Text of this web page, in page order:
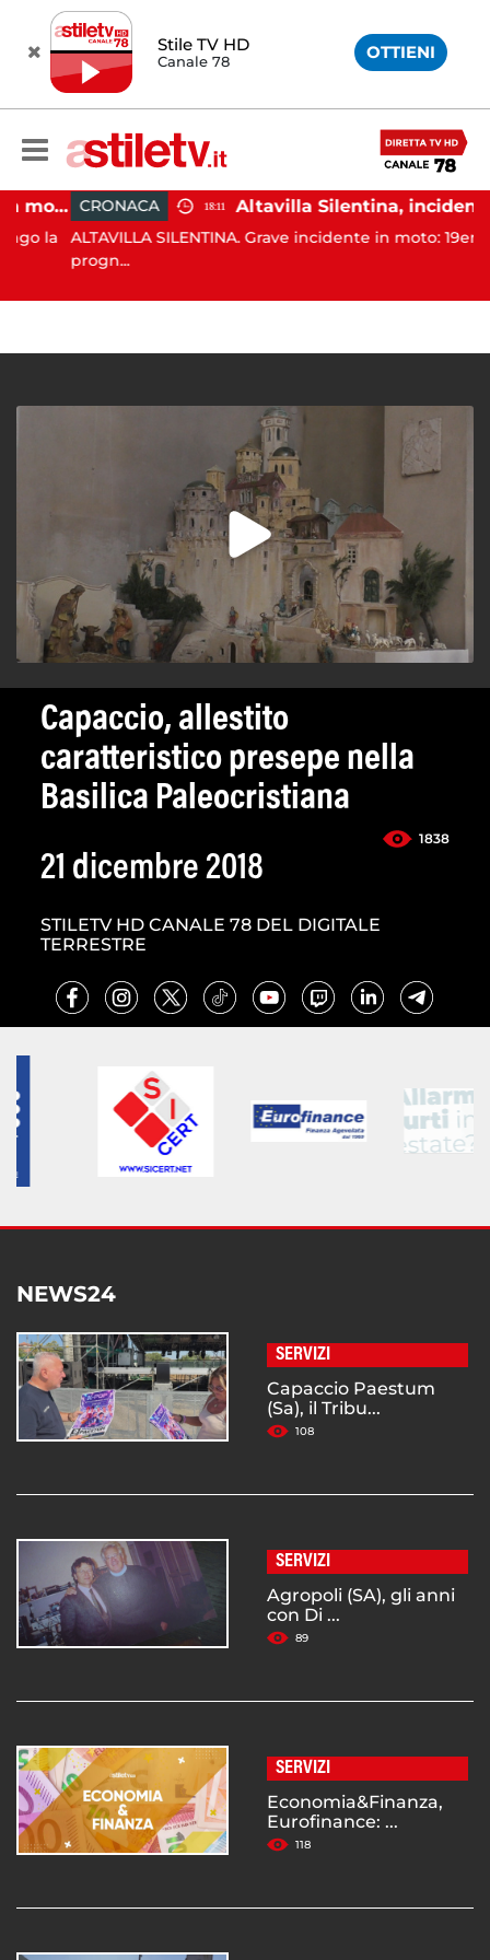
Stile TV HD
Canale 78 OTTIENI
Castellabate, incidente in moto: 27enne in ospedale
la
CRONACA 18:11 Altavilla Silentina, incidente in moto nella notte: 19enne in prognosi riservata
ALTAVILLA SILENTINA. Grave incidente in moto: 19enne in
progn...
Capaccio, allestito
caratteristico presepe nella
Basilica Paleocristiana
1838
21 dicembre 2018
STILETV HD CANALE 78 DEL DIGITALE
TERRESTRE
NEWS24
SERVIZI
Capaccio Paestum
(Sa), il Tribu...
108
SERVIZI
Agropoli (SA), gli anni
con Di ...
89
SERVIZI
Economia&Finanza,
Eurofinance: ...
118